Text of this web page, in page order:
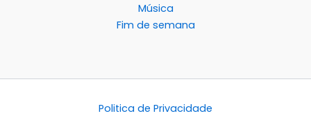
Música
Fim de semana
Politica de Privacidade